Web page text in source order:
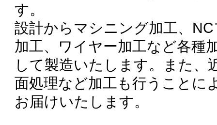
す。
設計からマシニング加工、
加工、ワイヤー加工など各種
して製造いたします。また、
面処理など加工も行うことに
お届けいたします。